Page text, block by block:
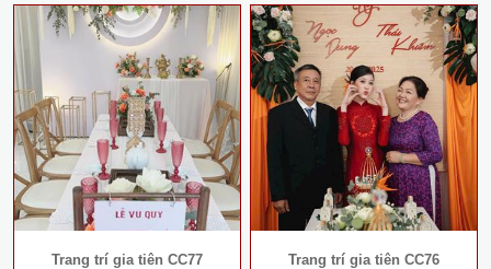
Trang trí gia tiên CC77 Trang trí gia tiên CC76